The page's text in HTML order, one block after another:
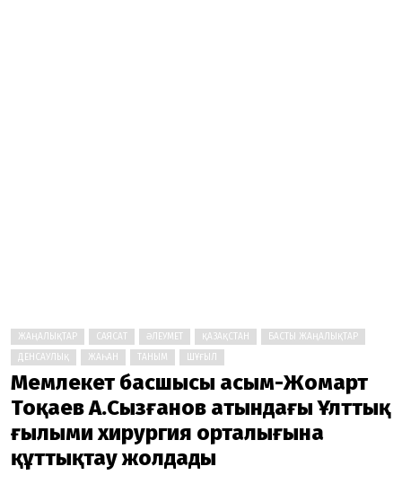
ЖАҢАЛЫҚТАР САЯСАТ ӘЛЕУМЕТ ҚАЗАҚСТАН
БАСТЫ ЖАҢАЛЫҚТАР
ДЕНСАУЛЫҚ
ЖАҺАН ТАНЫМ ШҰҒЫЛ
Мемлекет басшысы Қасым-Жомарт
Тоқаев А.Сызғанов атындағы Ұлттық
ғылыми хирургия орталығына
құттықтау жолдады